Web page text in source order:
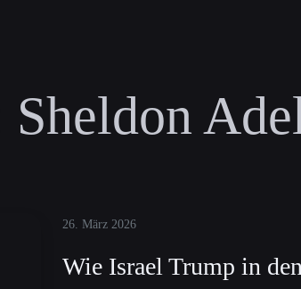
Sheldon
26. März 2026
Wie Israel Trump in